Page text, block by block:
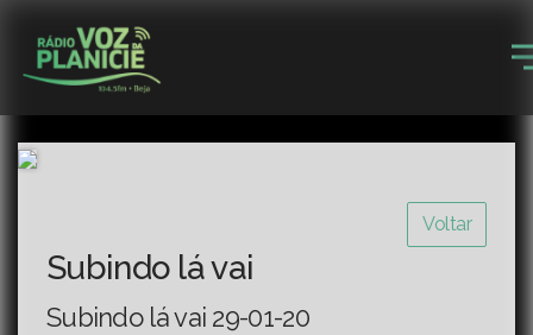
Voltar
Subindo lá vai
Subindo lá vai 29-01-20